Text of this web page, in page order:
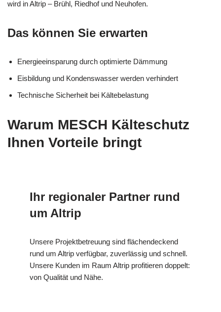
wird in Altrip – Brühl, Riedhof und Neuhofen.
Das können Sie erwarten
Energieeinsparung durch optimierte Dämmung
Eisbildung und Kondenswasser werden verhindert
Technische Sicherheit bei Kältebelastung
Warum MESCH Kälteschutz
Ihnen Vorteile bringt
Ihr regionaler Partner rund
um Altrip
Unsere Projektbetreuung sind flächendeckend
rund um Altrip verfügbar, zuverlässig und schnell.
Unsere Kunden im Raum Altrip profitieren doppelt:
von Qualität und Nähe.